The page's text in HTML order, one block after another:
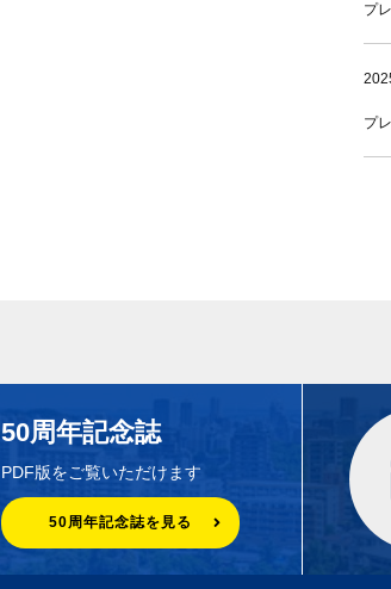
プ
プ
50周年記念誌
PDF版をご覧いただけます
50周年記念誌を見る